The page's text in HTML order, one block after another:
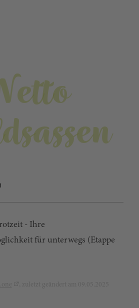
- Ihre
für unterwegs (Etappe